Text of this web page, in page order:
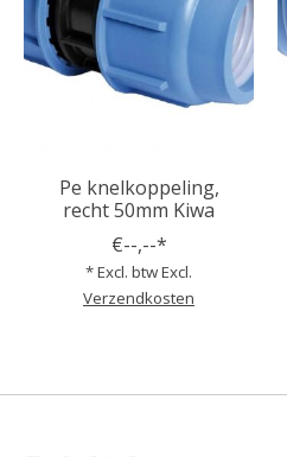
Pe knelkoppeling,
recht 50mm Kiwa
€--,--*
* Excl. btw Excl.
Verzendkosten